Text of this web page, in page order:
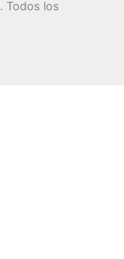
. Todos los